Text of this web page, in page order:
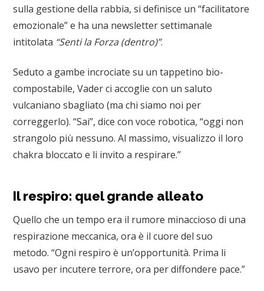
sulla gestione della rabbia, si definisce un “facilitatore
emozionale” e ha una newsletter settimanale
intitolata “Senti la Forza (dentro)”.
Seduto a gambe incrociate su un tappetino bio-
compostabile, Vader ci accoglie con un saluto
vulcaniano sbagliato (ma chi siamo noi per
correggerlo). “Sai”, dice con voce robotica, “oggi non
strangolo più nessuno. Al massimo, visualizzo il loro
chakra bloccato e li invito a respirare.”
Il respiro: quel grande alleato
Quello che un tempo era il rumore minaccioso di una
respirazione meccanica, ora è il cuore del suo
metodo. “Ogni respiro è un’opportunità. Prima li
usavo per incutere terrore, ora per diffondere pace.”